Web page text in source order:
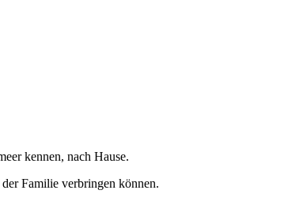
kennen, nach Hause.
Familie verbringen können.